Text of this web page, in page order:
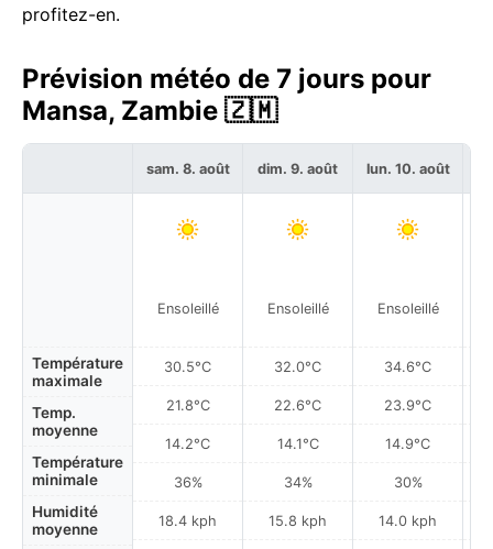
profitez-en.
Prévision météo de 7 jours pour
Mansa, Zambie 🇿🇲
Température
maximale
Temp.
moyenne
Température
minimale
Humidité
moyenne
sam. 8. août
Ensoleillé
30.5°C
21.8°C
14.2°C
36%
18.4 kph
dim. 9. août
Ensoleillé
32.0°C
22.6°C
14.1°C
34%
15.8 kph
lun. 10. août
Ensoleillé
34.6°C
23.9°C
14.9°C
30%
14.0 kph